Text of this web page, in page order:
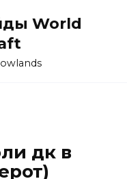
World
дк в